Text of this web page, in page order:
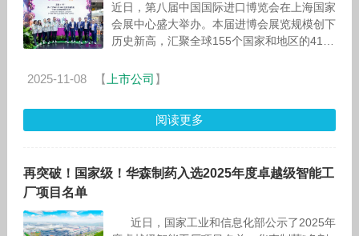
近日，第八届中国国际进口博览会在上海国家
会展中心盛大举办。本届进博会展览规模创下
历史新高，汇聚全球155个国家和地区的4100
的决心与市场的魅力。11月7
2025-11-08 【 上市公司 】
阅读更多
再突破！国家级！华森制药入选2025年度卓越级智能工
厂项目名单
近日，国家工业和信息化部公示了2025年